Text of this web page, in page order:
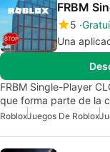
FRBM
5
Una
FRBM Single-Player
que forma parte de la
RobloxJuegos De Roblox